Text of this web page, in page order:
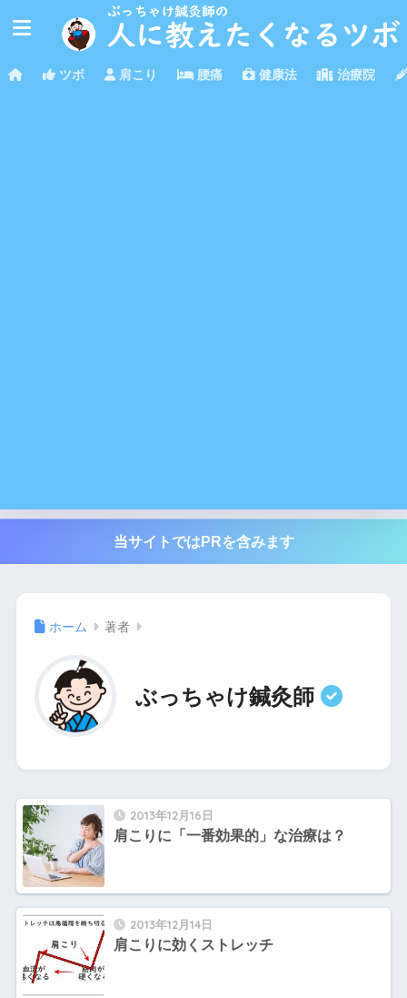
ツボ 肩こり 腰痛 健康法 治療院
当サイトではPRを含みます
ホーム 著者
ぶっちゃけ鍼灸師
2013年12月16日
肩こりに「一番効果的」な治療は？
2013年12月14日
肩こりに効くストレッチ